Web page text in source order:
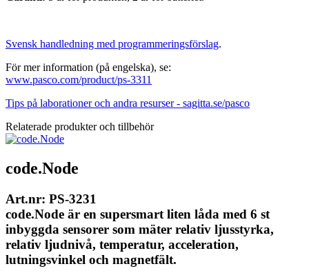
Svensk handledning med programmeringsförslag.
För mer information (på engelska), se:
www.pasco.com/product/ps-3311
Tips på laborationer och andra resurser - sagitta.se/pasco
Relaterade produkter och tillbehör
code.Node
Art.nr: PS-3231
code.Node är en supersmart liten låda med 6 st
inbyggda sensorer som mäter relativ ljusstyrka,
relativ ljudnivå, temperatur, acceleration,
lutningsvinkel och magnetfält.